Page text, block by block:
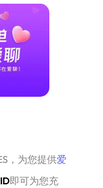
，为您提供爱
即可为您充